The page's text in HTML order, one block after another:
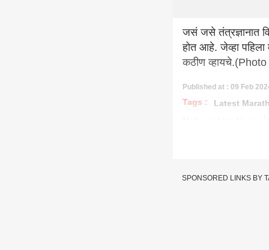
जसं जसे तंत्रज्ञानात
होत आहे. जेव्हा
कठीण
Published at : 09 Feb
Tags :
Latest
SPONSORED LINKS BY